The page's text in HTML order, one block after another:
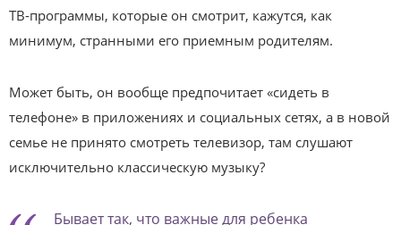
ТВ-программы, которые он смотрит, кажутся, как
минимум, странными его приемным родителям.
Может быть, он вообще предпочитает «сидеть в
телефоне» в приложениях и социальных сетях, а в новой
семье не принято смотреть телевизор, там слушают
исключительно классическую музыку?
Бывает так, что важные для ребенка